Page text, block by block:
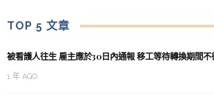
TOP 5 文章
被看護人往生 雇主應於30日內通報 移工等待轉換期間
1 年 AGO